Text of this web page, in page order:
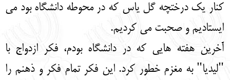
کنار یک درختچه گل یاس که در محوطه دانشگاه بود می
ایستادیم و صحبت می کردیم.
آخرین هفته هایی که در دانشگاه بودم، فکر ازدواج با
"لیدیا" به مغزم خطور کرد. این فکر تمام فکر و ذهنم را